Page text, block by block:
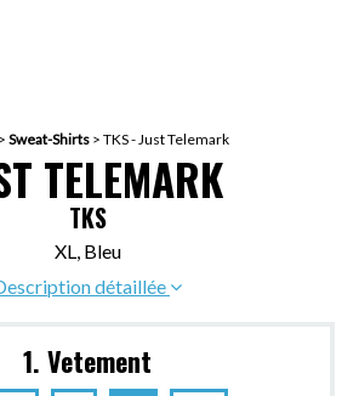
Sweat-Shirts> TKS - Just Telemark
TELEMARK
TKS
XL, Bleu
détaillée
1. Vetement